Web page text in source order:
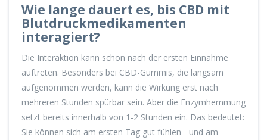
Wie lange dauert es, bis CBD mit
Blutdruckmedikamenten
interagiert?
Die Interaktion kann schon nach der ersten Einnahme
auftreten. Besonders bei CBD-Gummis, die langsam
aufgenommen werden, kann die Wirkung erst nach
mehreren Stunden spürbar sein. Aber die Enzymhemmung
setzt bereits innerhalb von 1-2 Stunden ein. Das bedeutet:
Sie können sich am ersten Tag gut fühlen - und am